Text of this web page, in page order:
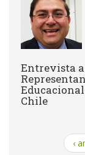
Entrevista a
Chile
‹